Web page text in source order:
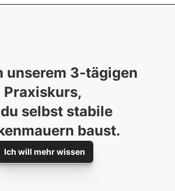
unserem 3-tägigen
Praxiskurs,
selbst stabile
baust.
Ich will mehr wissen